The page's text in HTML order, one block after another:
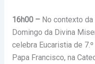
16h00 – No contexto
Domingo da Divina
celebra Eucaristia de
Papa Francisco, na